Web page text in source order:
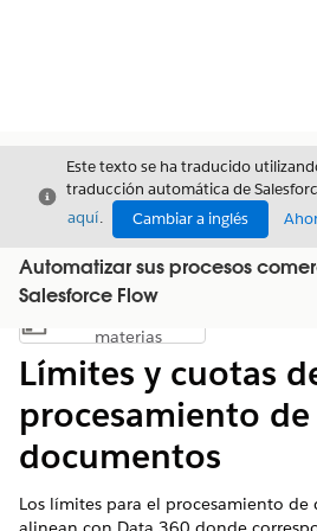
Cerrar
Este texto se ha traducido
traducción automática de
aquí. Cambiar a inglés
Automatizar sus procesos
Salesforce Flow
Mostrar índice de materias
materias
Límites y cuotas
procesamiento de
documentos
Los límites para el procesamiento